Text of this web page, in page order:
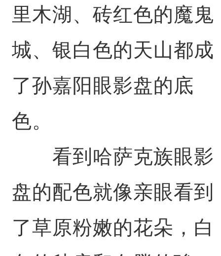
里木湖、砖红色的魔鬼
城、银白色的天山都成
了孙嘉阳眼影盘的底
色。
看到哈萨克族眼影
盘的配色就像亲眼看到
了草原粉嫩的花朵，白